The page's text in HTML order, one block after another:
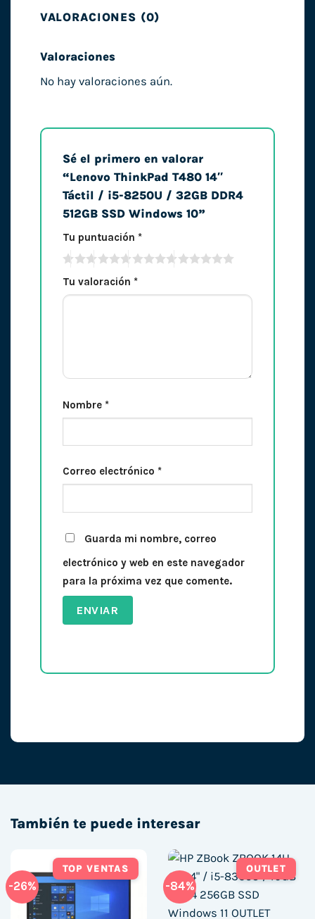
VALORACIONES (0)
Valoraciones
No hay valoraciones aún.
Sé el primero en valorar
“Lenovo ThinkPad T480 14″
Táctil / i5-8250U / 32GB DDR4
512GB SSD Windows 10”
Tu puntuación *
Tu valoración *
Nombre *
Correo electrónico *
Guarda mi nombre, correo
electrónico y web en este navegador
para la próxima vez que comente.
También te puede interesar
-26%
TOP VENTAS
-84%
OUTLET